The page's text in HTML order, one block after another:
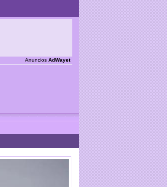
Anuncios AdWayet